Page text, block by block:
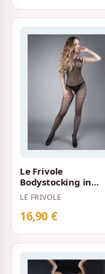
Le Frivole
Bodystocking in
Netzoptik mit
dreieckigem Muster
Schwarz
LE FRIVOLE
16,90 €